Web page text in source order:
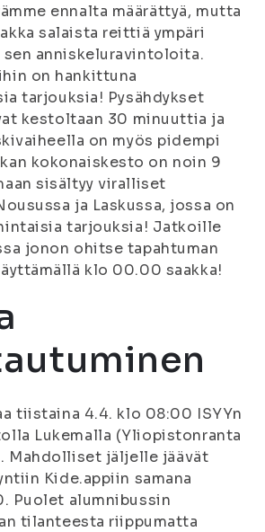
ennalta määrättyä, mutta
salaista reittiä ympäri
sen anniskeluravintoloita.
on hankittuna
tarjouksia! Pysähdykset
kestoltaan 30 minuuttia ja
on myös pidempi
kokonaiskesto on noin 9
sisältyy viralliset
ja Laskussa, jossa on
tarjouksia! Jatkoille
jonon ohitse tapahtuman
klo 00.00 saakka!
tiistaina 4.4. klo 08:00 ISYYn
Lukemalla (Yliopistonranta
Mahdolliset jäljelle jäävät
Kide.appiin samana
Puolet alumnibussin
tilanteesta riippumatta